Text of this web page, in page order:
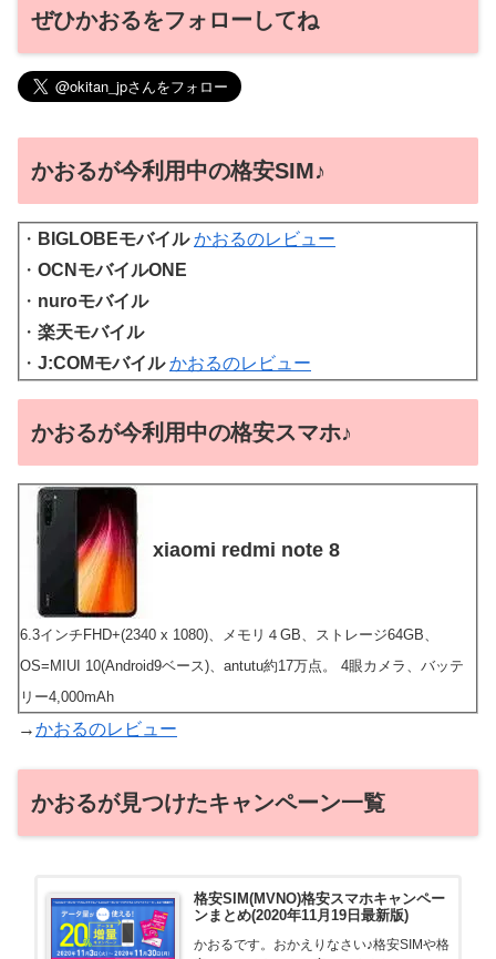
ぜひかおるをフォローしてね
かおるが今利用中の格安SIM♪
・ BIGLOBEモバイル かおるのレビュー
・ OCNモバイルONE
・ nuroモバイル
・ 楽天モバイル
・ J:COMモバイル かおるのレビュー
かおるが今利用中の格安スマホ♪
xiaomi redmi note 8
6.3インチFHD+(2340 x 1080)、メモリ４GB、ストレージ64GB、
OS=MIUI 10(Android9ベース)、antutu約17万点。 4眼カメラ、バッテ
リー4,000mAh
→かおるのレビュー
かおるが見つけたキャンペーン一覧
格安SIM(MVNO)格安スマホキャンペー
ンまとめ(2020年11月19日最新版)
かおるです。おかえりなさい♪格安SIMや格